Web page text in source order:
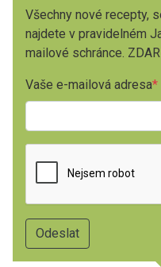
Všechny nové recepty,
najdete v pravidelném
mailové schránce.
Vaše e-mailová adresa